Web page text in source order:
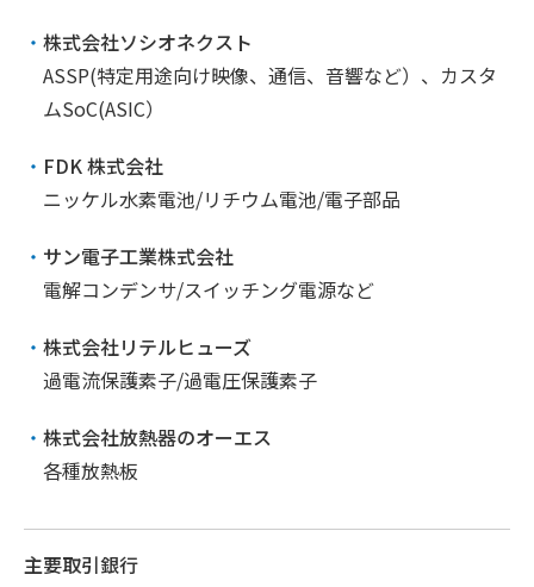
株式会社ソシオネクスト
ASSP(特定用途向け映像、通信、音響など）、カスタ
ムSoC(ASIC）
FDK 株式会社
ニッケル水素電池/リチウム電池/電子部品
サン電子工業株式会社
電解コンデンサ/スイッチング電源など
株式会社リテルヒューズ
過電流保護素子/過電圧保護素子
株式会社放熱器のオーエス
各種放熱板
主要取引銀行